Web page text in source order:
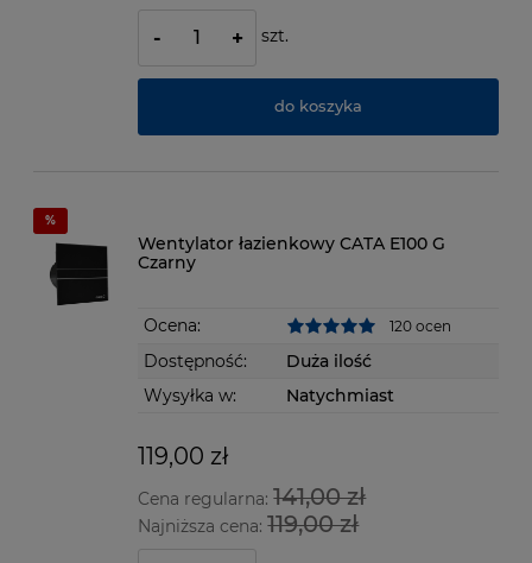
- + szt.
do koszyka
Wentylator łazienkowy CATA E100 G
Czarny
Ocena: 120 ocen
Dostępność:
Duża ilość
Wysyłka w:
Natychmiast
119,00 zł
Cena regularna:141,00 zł
Najniższa cena:119,00 zł